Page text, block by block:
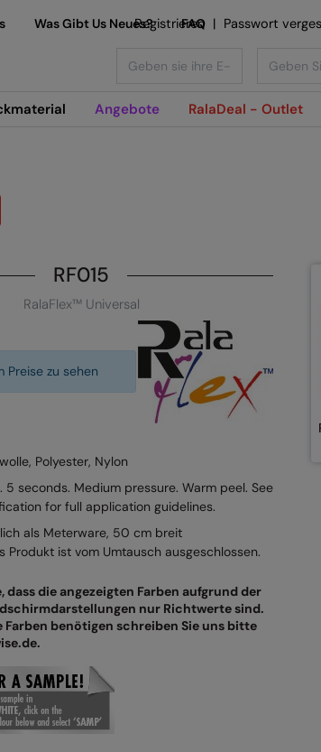
Angebote RalaDeal - Outlet
Was Gibt Us Neues? FAQ
Registrieren | Passwort
RF015
RalaFlex™ Universal
Preise zu sehen
Polyester, Nylon
5 seconds. Medium pressure. Warm peel. See
for full application guidelines.
als Meterware, 50 cm breit
Produkt ist vom Umtausch ausgeschlossen.
dass die angezeigten Farben aufgrund der
nur Richtwerte sind.
Farben benötigen schreiben Sie uns bitte